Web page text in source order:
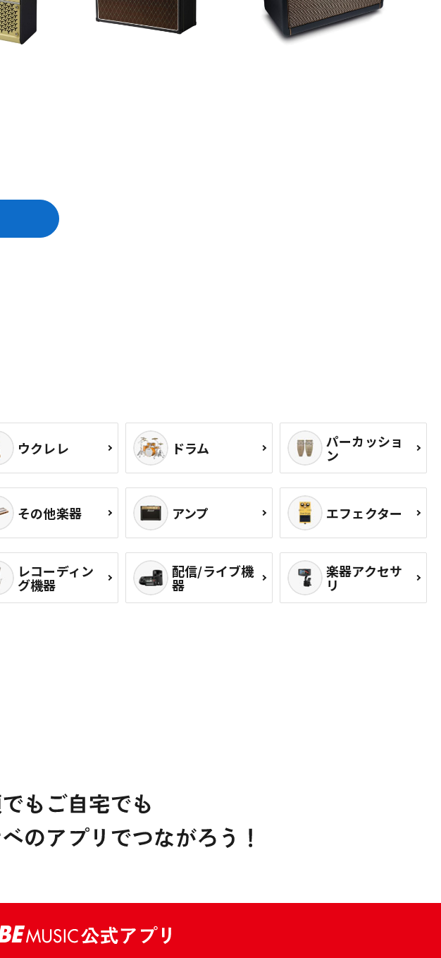
ウクレレ ドラム パーカッショ
ン
その他楽器 アンプ エフェクター
レコーディン
グ機器
配信/ライブ機
器
楽器アクセサ
リ